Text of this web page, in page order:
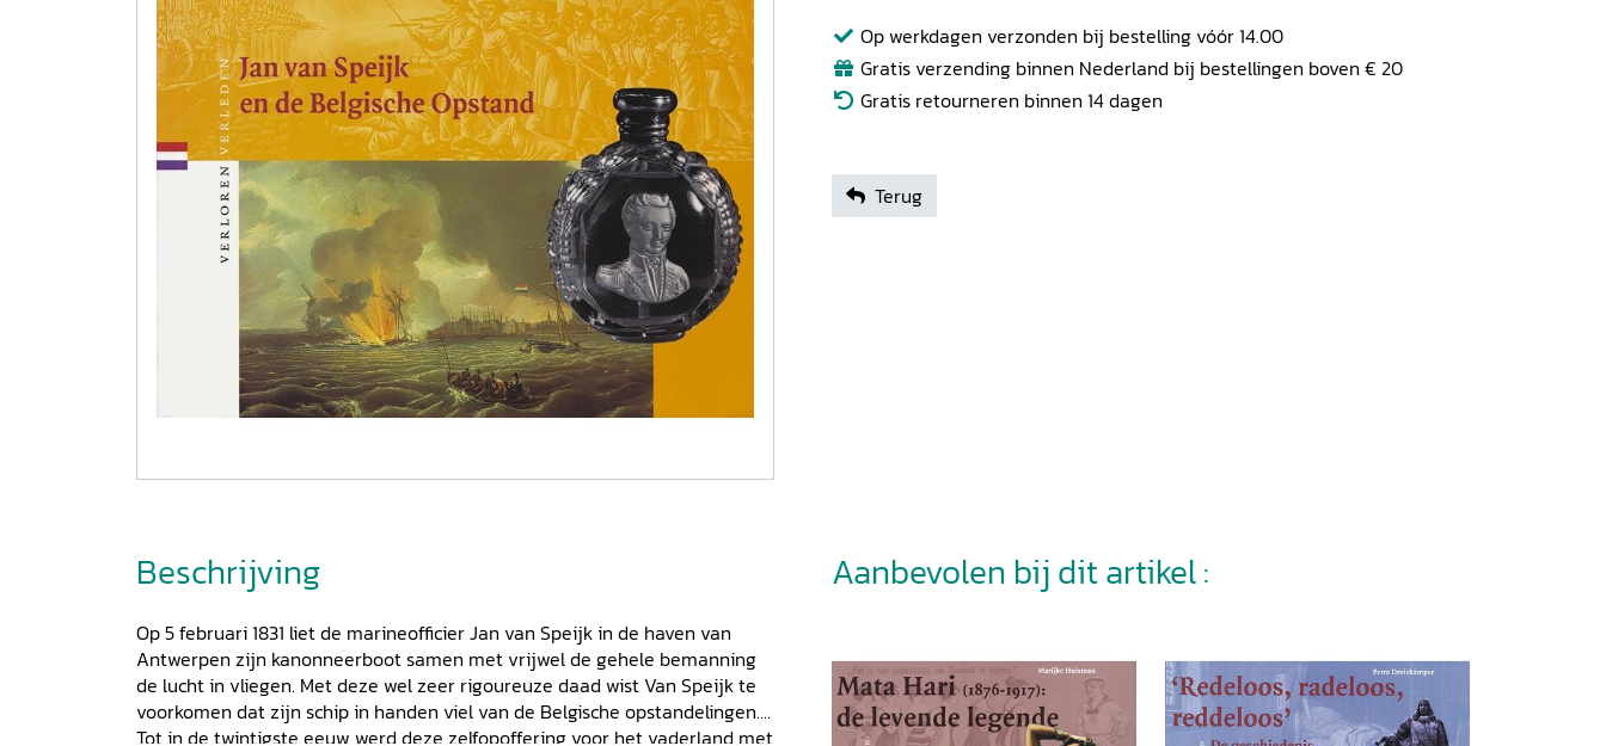
Op werkdagen verzonden bij bestelling vóór 14.00
Gratis verzending binnen Nederland bij bestellingen boven € 20
Gratis retourneren binnen 14 dagen
Terug
Beschrijving
Op 5 februari 1831 liet de marineofficier Jan van Speijk in de haven van
Antwerpen zijn kanonneerboot samen met vrijwel de gehele bemanning
de lucht in vliegen. Met deze wel zeer rigoureuze daad wist Van Speijk te
voorkomen dat zijn schip in handen viel van de Belgische opstandelingen.
Tot in de twintigste eeuw werd deze zelfopoffering voor het vaderland met
Aanbevolen bij dit artikel :